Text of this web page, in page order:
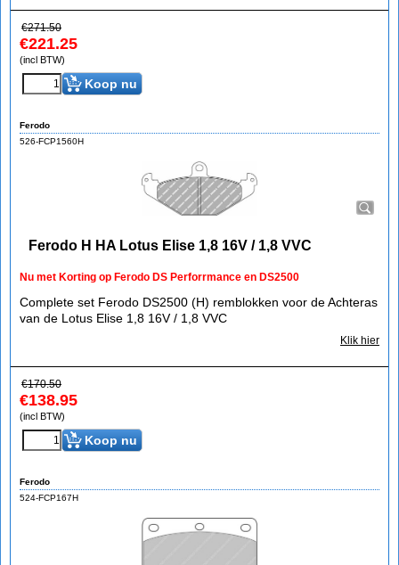
€271.50
€221.25
(incl BTW)
Koop nu
Ferodo
526-FCP1560H
Ferodo H HA Lotus Elise 1,8 16V / 1,8 VVC
Nu met Korting op Ferodo DS Perforrmance en DS2500
Complete set Ferodo DS2500 (H) remblokken voor de Achteras
van de Lotus Elise 1,8 16V / 1,8 VVC
Klik hier
€170.50
€138.95
(incl BTW)
Koop nu
Ferodo
524-FCP167H